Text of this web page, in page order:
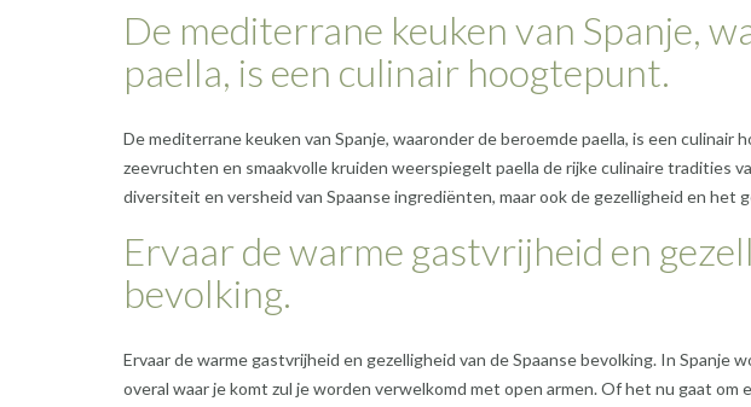
De mediterrane keuken van Spanje,
paella, is een culinair hoogtepunt.
De mediterrane keuken van Spanje, waaronder de beroemde paella, is een
zeevruchten en smaakvolle kruiden weerspiegelt paella de rijke culinaire tradities
diversiteit en versheid van Spaanse ingrediënten, maar ook de gezelligheid en het
Ervaar de warme gastvrijheid en
bevolking.
Ervaar de warme gastvrijheid en gezelligheid van de Spaanse bevolking. In Spanje
overal waar je komt zul je worden verwelkomd met open armen. Of het nu gaat